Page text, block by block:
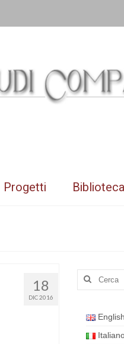
Progetti Biblioteca
18
DIC 2016
Cerca:
English